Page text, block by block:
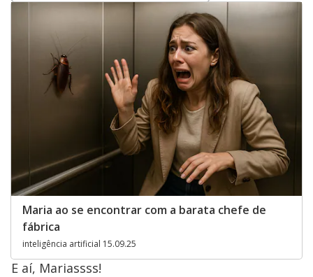
Opens in new window
Maria ao se encontrar com a barata chefe de
fábrica
inteligência artificial 15.09.25
E aí, Mariassss!